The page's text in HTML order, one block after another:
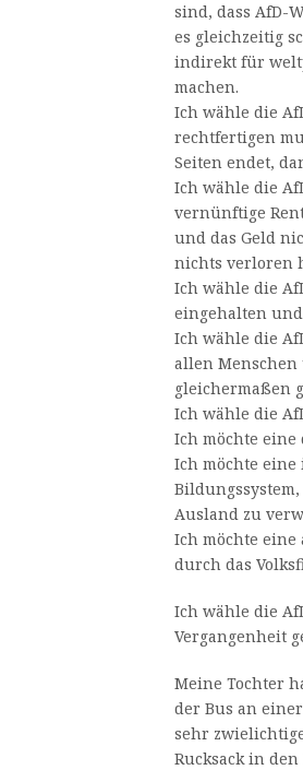
sind, dass AfD-
es gleichzeitig
indirekt für
machen.
Ich wähle die
rechtfertigen
Seiten endet,
Ich wähle die
vernünftige
und das Geld
nichts verloren
Ich wähle die
eingehalten und
Ich wähle die
allen Menschen
gleichermaßen
Ich wähle die
Ich möchte eine
Ich möchte
Ausland zu
Ich möchte
durch das
Ich wähle die
Vergangenheit
Meine Tochter
der Bus an
sehr
Rucksack in